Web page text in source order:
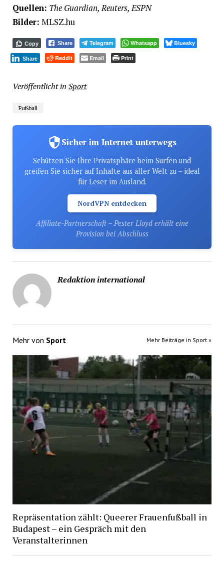
Quellen: The Guardian, Reuters, ESPN
Bilder: MLSZ.hu
Copy Share Telegram Whatsapp Bluesky
Share Reddit Email Print
Veröffentlicht in Sport
Fußball
Sicher im Internet unterwegs
Schützen Sie Ihre Privatsphäre beim Surfen und
greifen Sie sicher auf Inhalte aus aller Welt zu – ideal
für Leser im Ausland.
NordVPN entdecken
Affiliate-Partnerschaft – Pester Lloyd erhält eine
Provision bei Abschluss
Redaktion international
Mehr von Sport Mehr Beiträge in Sport »
Repräsentation zählt: Queerer Frauenfußball in
Budapest – ein Gespräch mit den
Veranstalterinnen